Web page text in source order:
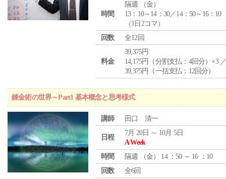
時間
隔週 （金）
13：10～14：30／14：50～16：10
（1日2コマ）
回数
全12回
料金
39,375円
14,175円（分割支払：4回分）×3
39,375円（一括支払：12回分）
錬金術の世界～Part1 基本概念と思考様式
講師 田口 清一
日程
7月 20日 ～ 10月 5日
A Week
時間
隔週 （金） 14 ：50 ～ 16 ：10
回数
全6回